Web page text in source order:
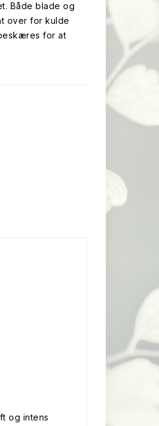
Både blade og
over for kulde
for at
og intens